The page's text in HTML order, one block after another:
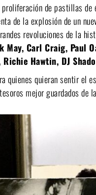
de pastillas
de la explosión de un
revoluciones de la
May, Carl Craig, Paul
Hawtin, DJ
quienes quieran sentir el
mejor guardados de